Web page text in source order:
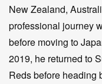
New Zealand,
professional journey
before moving to
2019, he returned to
Reds before heading